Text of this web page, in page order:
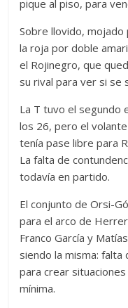
pique al piso, para
Sobre llovido, mojado
la roja por doble
el Rojinegro, que
su rival para ver si se
La T tuvo el segundo
los 26, pero el
tenía pase libre para
La falta de
todavía en partido.
El conjunto de Orsi-
para el arco de
Franco García y
siendo la misma:
para crear
mínima.